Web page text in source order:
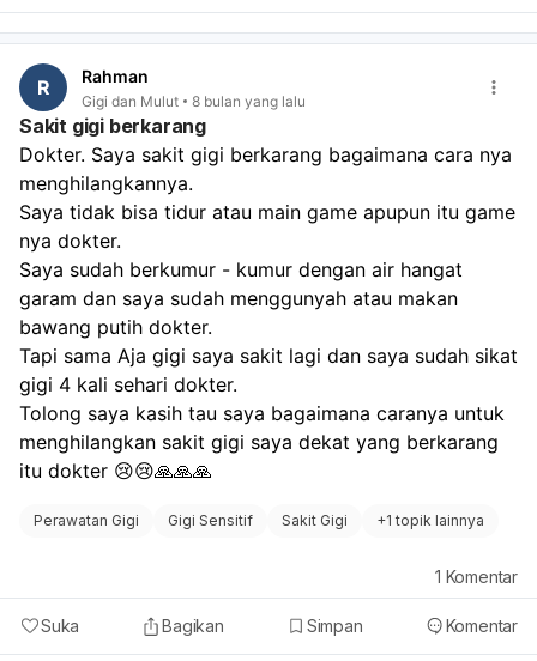
R Rahman
Gigi dan Mulut 8 bulan yang lalu
Sakit gigi berkarang
Dokter. Saya sakit gigi berkarang bagaimana cara nya
menghilangkannya.
Saya tidak bisa tidur atau main game apupun itu game
nya dokter.
Saya sudah berkumur - kumur dengan air hangat
garam dan saya sudah menggunyah atau makan
bawang putih dokter.
Tapi sama Aja gigi saya sakit lagi dan saya sudah sikat
gigi 4 kali sehari dokter.
Tolong saya kasih tau saya bagaimana caranya untuk
menghilangkan sakit gigi saya dekat yang berkarang
itu dokter 😢😢🙏🙏🙏
Perawatan Gigi Gigi Sensitif Sakit Gigi +1 topik lainnya
Suka Bagikan Simpan Komentar
1 Komentar